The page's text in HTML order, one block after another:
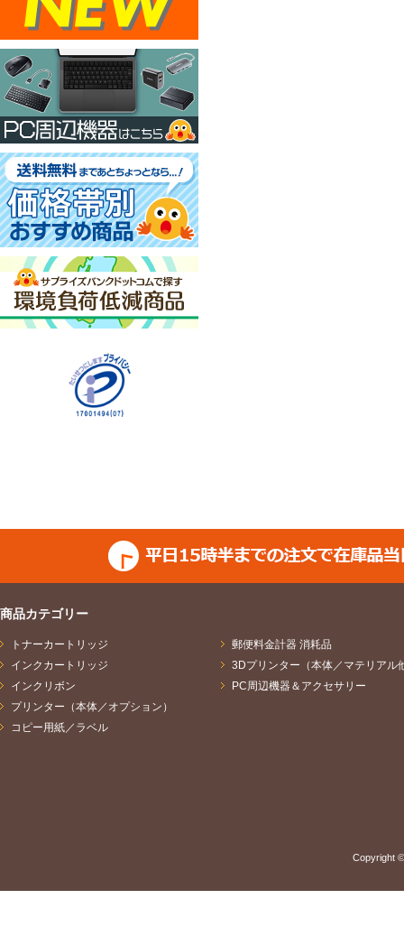
商品カテゴリー
トナーカートリッジ
インクカートリッジ
インクリボン
プリンター（本体／オプション）
コピー用紙／ラベル
郵便料金計器 消耗品
3Dプリンター（本体／マテリアル
PC周辺機器＆アクセサリー
Copyright